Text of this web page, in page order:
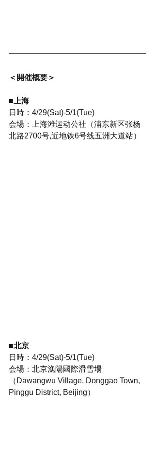
＜開催概要＞
■上海
日時：4/29(Sat)-5/1(Tue)
会場：上海滩运动公社（浦东新区张杨
北路2700号,近地铁6号线五洲大道站）
■北京
日時：4/29(Sat)-5/1(Tue)
会場：北京漁陽國際滑雪場
（Dawangwu Village, Donggao Town,
Pinggu District, Beijing）